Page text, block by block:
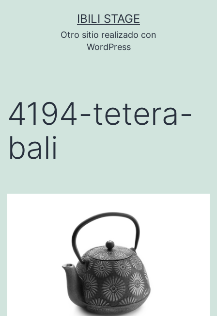
IBILI STAGE
Otro sitio realizado con
WordPress
4194-tetera-
bali